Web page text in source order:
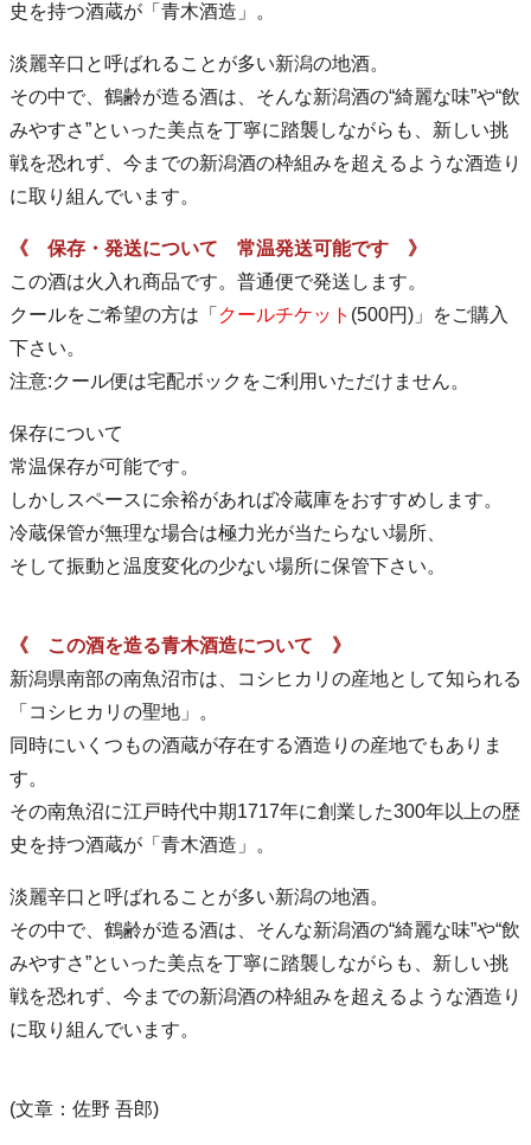
史を持つ酒蔵が「青木酒造」。
淡麗辛口と呼ばれることが多い新潟の地酒。
その中で、鶴齢が造る酒は、そんな新潟酒の“綺麗な味”や“飲
みやすさ”といった美点を丁寧に踏襲しながらも、新しい挑
戦を恐れず、今までの新潟酒の枠組みを超えるような酒造り
に取り組んでいます。
《 保存・発送について 常温発送可能です 》
この酒は火入れ商品です。普通便で発送します。
クールをご希望の方は「 クールチケット (500円)」をご購入
下さい。
注意:クール便は宅配ボックをご利用いただけません。
保存について
常温保存が可能です。
しかしスペースに余裕があれば冷蔵庫をおすすめします。
冷蔵保管が無理な場合は極力光が当たらない場所、
そして振動と温度変化の少ない場所に保管下さい。
《 この酒を造る青木酒造について 》
新潟県南部の南魚沼市は、コシヒカリの産地として知られる
「コシヒカリの聖地」。
同時にいくつもの酒蔵が存在する酒造りの産地でもありま
す。
その南魚沼に江戸時代中期1717年に創業した300年以上の歴
史を持つ酒蔵が「青木酒造」。
淡麗辛口と呼ばれることが多い新潟の地酒。
その中で、鶴齢が造る酒は、そんな新潟酒の“綺麗な味”や“飲
みやすさ”といった美点を丁寧に踏襲しながらも、新しい挑
戦を恐れず、今までの新潟酒の枠組みを超えるような酒造り
に取り組んでいます。
(文章：佐野 吾郎)